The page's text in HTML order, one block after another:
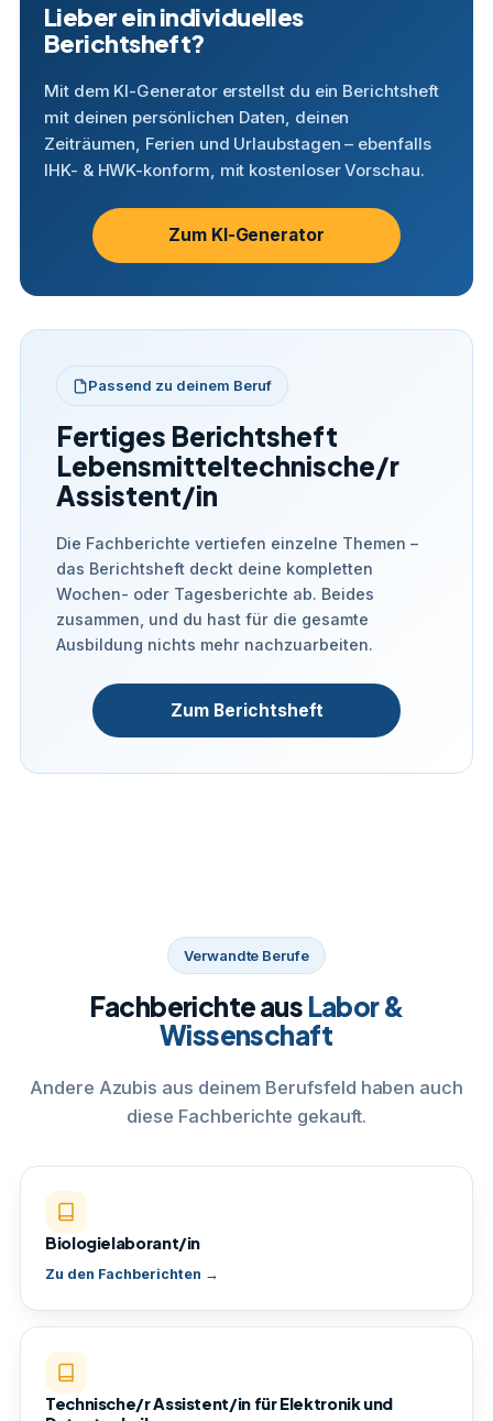
Lieber ein individuelles
Berichtsheft?
Mit dem KI-Generator erstellst du ein Berichtsheft
mit deinen persönlichen Daten, deinen
Zeiträumen, Ferien und Urlaubstagen – ebenfalls
IHK- & HWK-konform, mit kostenloser Vorschau.
Zum KI-Generator
Passend zu deinem Beruf
Fertiges Berichtsheft
Lebensmitteltechnische/r
Assistent/in
Die Fachberichte vertiefen einzelne Themen –
das Berichtsheft deckt deine kompletten
Wochen- oder Tagesberichte ab. Beides
zusammen, und du hast für die gesamte
Ausbildung nichts mehr nachzuarbeiten.
Zum Berichtsheft
Verwandte Berufe
Fachberichte aus Labor &
Wissenschaft
Andere Azubis aus deinem Berufsfeld haben auch
diese Fachberichte gekauft.
Biologielaborant/in
Zu den Fachberichten →
Technische/r Assistent/in für Elektronik und